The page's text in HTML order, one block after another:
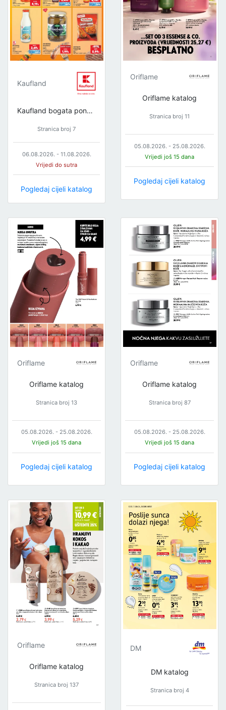
Kaufland
Kaufland bogata ponuda
Stranica broj 7
06.08.2026. - 11.08.2026.
Vrijedi do sutra
Pogledaj cijeli katalog
Oriflame
Oriflame katalog
Stranica broj 11
05.08.2026. - 25.08.2026.
Vrijedi još 15 dana
Pogledaj cijeli katalog
Oriflame
Oriflame katalog
Stranica broj 13
05.08.2026. - 25.08.2026.
Vrijedi još 15 dana
Pogledaj cijeli katalog
Oriflame
Oriflame katalog
Stranica broj 87
05.08.2026. - 25.08.2026.
Vrijedi još 15 dana
Pogledaj cijeli katalog
Oriflame
Oriflame katalog
Stranica broj 137
DM
DM katalog
Stranica broj 4